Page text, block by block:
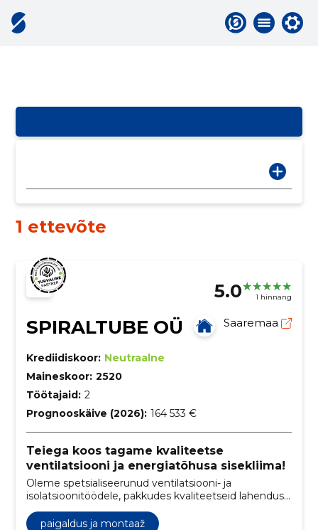
1 ettevõte
5.0 1 hinnang
SPIRALTUBE OÜ Saaremaa
Krediidiskoor: Neutraalne
Maineskoor: 2520
Töötajaid: 2
Prognooskäive (2026): 164 533 €
Teiega koos tagame kvaliteetse
ventilatsiooni ja energiatõhusa sisekliima!
Oleme spetsialiseerunud ventilatsiooni- ja
isolatsioonitöödele, pakkudes kvaliteetseid lahendusi
nii uutele kui ka olemasolevatele hoonetele.
Tegutseme peamiselt Saaremaal, Muhumaal,
paigaldus ja montaaž